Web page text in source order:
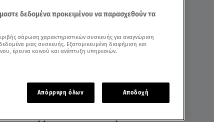
δεδομένα προκειμένου να παρασχεθούν τα
σάρωση χαρακτηριστικών συσκευής για αναγνώριση
μιας συσκευής. Εξατομικευμένη διαφήμιση και
έρευνα κοινού και ανάπτυξη υπηρεσιών.
Απόρριψη όλων Αποδοχή